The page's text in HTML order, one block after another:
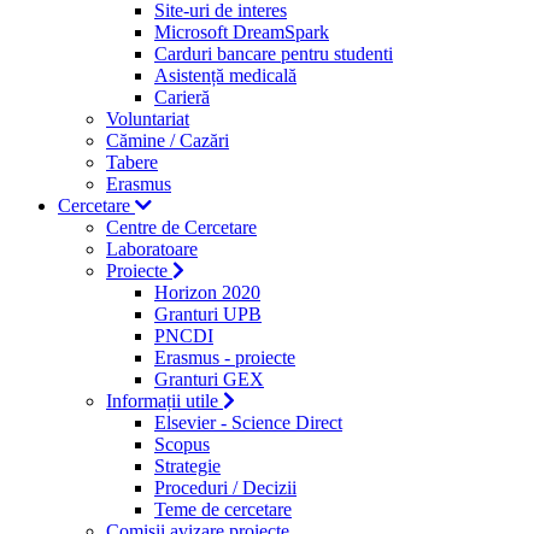
Site-uri de interes
Microsoft DreamSpark
Carduri bancare pentru studenti
Asistență medicală
Carieră
Voluntariat
Cămine / Cazări
Tabere
Erasmus
Cercetare
Centre de Cercetare
Laboratoare
Proiecte
Horizon 2020
Granturi UPB
PNCDI
Erasmus - proiecte
Granturi GEX
Informații utile
Elsevier - Science Direct
Scopus
Strategie
Proceduri / Decizii
Teme de cercetare